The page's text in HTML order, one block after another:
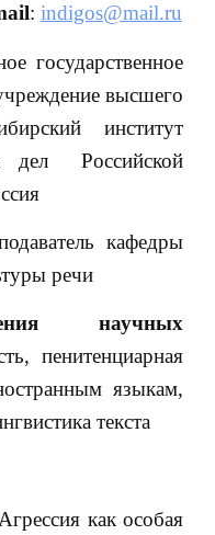
: indigos@mail.ru
государственное
высшего
институт
дел Российской
кафедры
речи
научных
пенитенциарная
языкам,
текста
как особая